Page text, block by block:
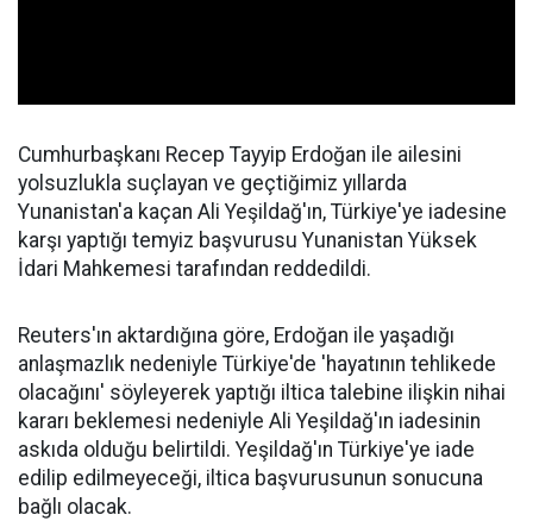
Cumhurbaşkanı Recep Tayyip Erdoğan ile ailesini
yolsuzlukla suçlayan ve geçtiğimiz yıllarda
Yunanistan'a kaçan Ali Yeşildağ'ın, Türkiye'ye iadesine
karşı yaptığı temyiz başvurusu Yunanistan Yüksek
İdari Mahkemesi tarafından reddedildi.
Reuters'ın aktardığına göre, Erdoğan ile yaşadığı
anlaşmazlık nedeniyle Türkiye'de 'hayatının tehlikede
olacağını' söyleyerek yaptığı iltica talebine ilişkin nihai
kararı beklemesi nedeniyle Ali Yeşildağ'ın iadesinin
askıda olduğu belirtildi. Yeşildağ'ın Türkiye'ye iade
edilip edilmeyeceği, iltica başvurusunun sonucuna
bağlı olacak.